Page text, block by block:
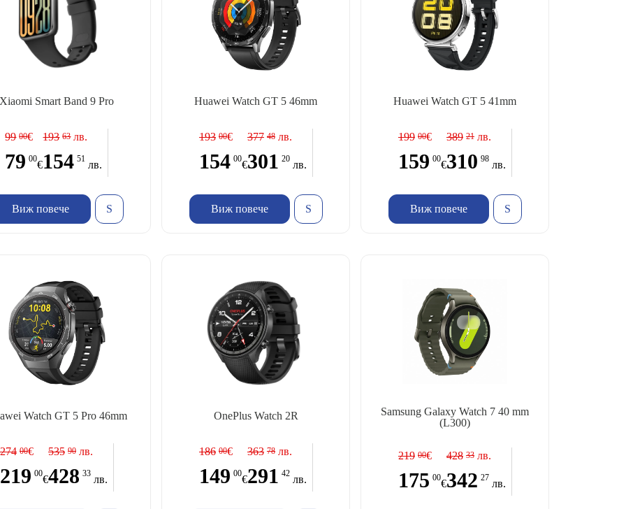
Xiaomi Smart Band 9 Pro
99 00€
79 00€
193 63лв.
154 51 лв.
Виж повече
Huawei Watch GT 5 46mm
193 00€
154 00€
377 48лв.
301 20 лв.
Виж повече
Huawei Watch GT 5 41mm
199 00€
159 00€
389 21лв.
310 98лв.
Виж повече
Watch GT 5 Pro 46mm
274 00€
219 00€
535 90лв.
428 33лв.
OnePlus Watch 2R
186 00€
149 00€
363 78лв.
291 42лв.
Samsung Galaxy Watch 7 40 mm
(L300)
219 00€
175 00€
428 33лв.
342 27 лв.